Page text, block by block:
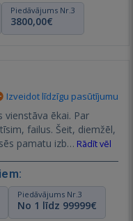
Piedāvājums Nr.3
3800,00€
Izveidot līdzīgu pasūtījumu
vienstāva ēkai. Par
failus. Šeit, diemžēl,
pamatu izb… Rādīt vēl
Piedāvājums Nr.3
No 1 līdz 99999€